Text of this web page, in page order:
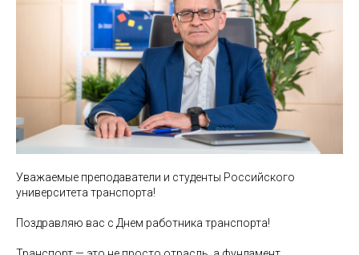
Уважаемые преподаватели и студенты Российского
университета транспорта!
Поздравляю вас с Днем работника транспорта!